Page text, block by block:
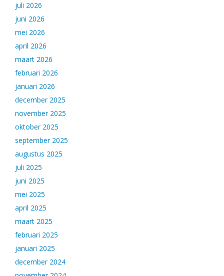
juli 2026
juni 2026
mei 2026
april 2026
maart 2026
februari 2026
januari 2026
december 2025
november 2025
oktober 2025
september 2025
augustus 2025
juli 2025
juni 2025
mei 2025
april 2025
maart 2025
februari 2025
januari 2025
december 2024